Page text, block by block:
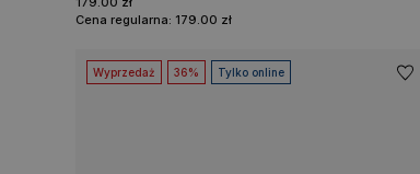
Cena regularna: 179.00 zł
Wyprzedaż 36% Tylko online